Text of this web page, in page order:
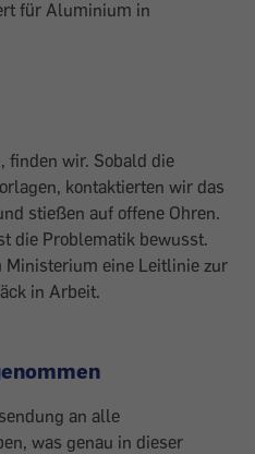
für Aluminium in
finden wir. Sobald die
kontaktierten wir das
stießen auf offene Ohren.
die Problematik bewusst.
eine Leitlinie zur
in Arbeit.
an alle
was genau in dieser